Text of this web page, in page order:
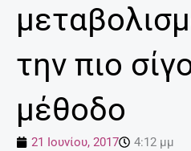
την πιο
μέθοδο
21 Ιουνίου, 2017
4:12 μμ